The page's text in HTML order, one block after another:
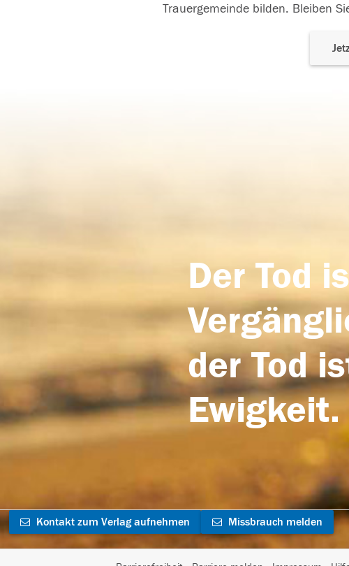
Trauergemeinde bilden. Bleiben
Der Tod
der Tod
Ewigkeit.
Kontakt zum Verlag aufnehmen Missbrauch melden